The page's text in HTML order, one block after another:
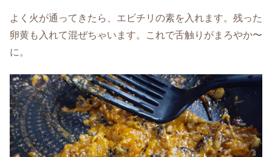
よく火が通ってきたら、エビチリの素を入れます。残った
卵黄も入れて混ぜちゃいます。これで舌触りがまろやか〜
に。